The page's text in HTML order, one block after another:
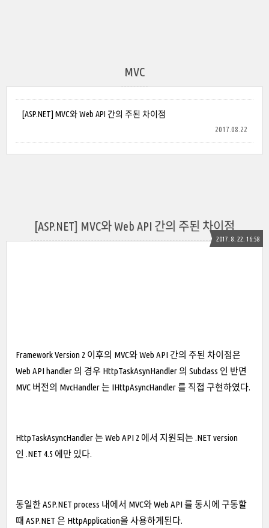
MVC
[ASP.NET] MVC와 Web API 간의 주된 차이점
2017.08.22
[ASP.NET] MVC와 Web API 간의 주된 차이점
2017. 8. 22. 16:58
Framework Version 2 이후의 MVC와 Web API 간의 주된 차이점은
Web API handler 의 경우 HttpTaskAsynHandler 의 Subclass 인 반면
MVC 버전의 MvcHandler 는 IHttpAsyncHandler 를 직접 구현하였다.
HttpTaskAsyncHandler 는 Web API 2 에서 지원되는 .NET version
인 .NET 4.5 에만 있다.
동일한 ASP.NET process 내에서 MVC와 Web API 를 동시에 구동할
때 ASP.NET 은 HttpApplication을 사용하게된다.